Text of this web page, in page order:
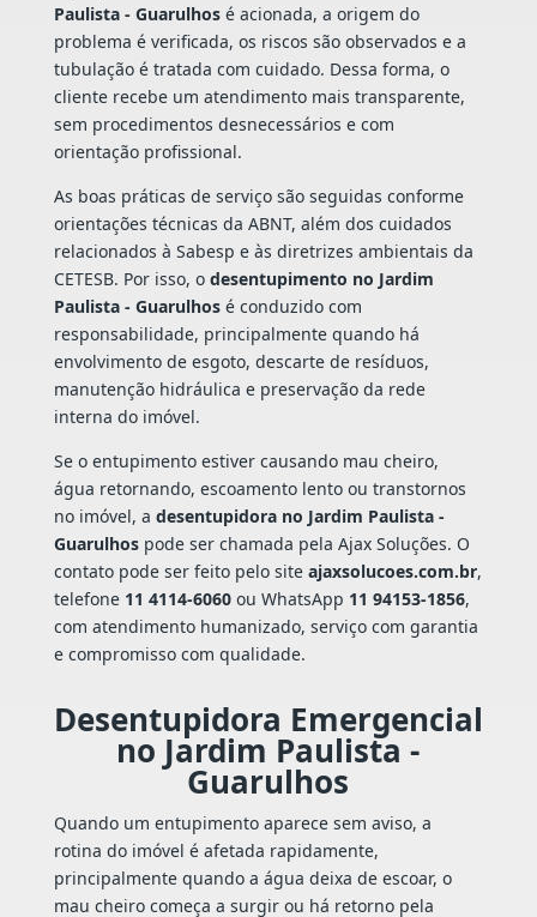
Paulista - Guarulhosé acionada, a origem do
problema é verificada, os riscos são observados e a
tubulação é tratada com cuidado. Dessa forma, o
cliente recebe um atendimento mais transparente,
sem procedimentos desnecessários e com
orientação profissional.
As boas práticas de serviço são seguidas conforme
orientações técnicas da ABNT, além dos cuidados
relacionados à Sabesp e às diretrizes ambientais da
CETESB. Por isso, o desentupimento no Jardim
Paulista - Guarulhosé conduzido com
responsabilidade, principalmente quando há
envolvimento de esgoto, descarte de resíduos,
manutenção hidráulica e preservação da rede
interna do imóvel.
Se o entupimento estiver causando mau cheiro,
água retornando, escoamento lento ou transtornos
no imóvel, a desentupidora no Jardim Paulista -
Guarulhospode ser chamada pela Ajax Soluções. O
contato pode ser feito pelo site ajaxsolucoes.com.br,
telefone 11 4114-6060ou WhatsApp 11 94153-1856,
com atendimento humanizado, serviço com garantia
e compromisso com qualidade.
Desentupidora Emergencial
no Jardim Paulista -
Guarulhos
Quando um entupimento aparece sem aviso, a
rotina do imóvel é afetada rapidamente,
principalmente quando a água deixa de escoar, o
mau cheiro começa a surgir ou há retorno pela